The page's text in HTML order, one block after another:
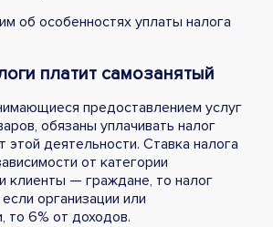
об особенностях уплаты налога
платит самозанятый
предоставлением услуг
обязаны уплачивать налог
этой деятельности. Ставка налога
от категории
клиенты — граждане, то налог
организации или
то 6% от доходов.